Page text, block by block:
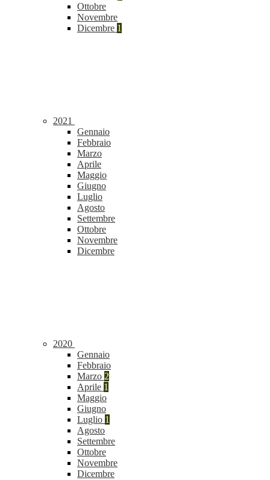
Ottobre
Novembre
Dicembre 1
2021
Gennaio
Febbraio
Marzo
Aprile
Maggio
Giugno
Luglio
Agosto
Settembre
Ottobre
Novembre
Dicembre
2020
Gennaio
Febbraio
Marzo 2
Aprile 1
Maggio
Giugno
Luglio 1
Agosto
Settembre
Ottobre
Novembre
Dicembre